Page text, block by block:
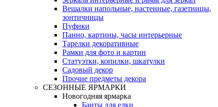
Вешалки напольные, настенные, газетницы,
зонтичницы
Пуфики
Панно, картины, часы интерьерные
Тарелки декоративные
Рамки для фото и картин
Статуэтки, копилки, шкатулки
Садовый декор
Прочие предметы декора
СЕЗОННЫЕ ЯРМАРКИ
Новогодняя ярмарка
Банты для елки